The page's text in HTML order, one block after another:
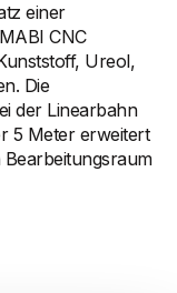
einer
CNC
Ureol,
Die
der Linearbahn
5 Meter erweitert
Bearbeitungsraum